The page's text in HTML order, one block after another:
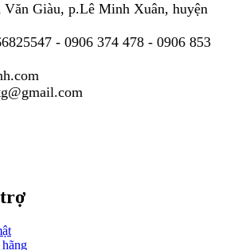
Văn Giàu, p.Lê Minh Xuân, huyện
- 0906 374 478 - 0906 853
trợ